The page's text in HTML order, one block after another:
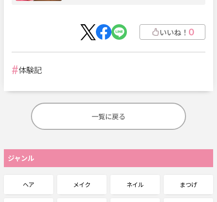
いいね！ 0
体験記
一覧に戻る
ジャンル
ヘア メイク ネイル まつげ